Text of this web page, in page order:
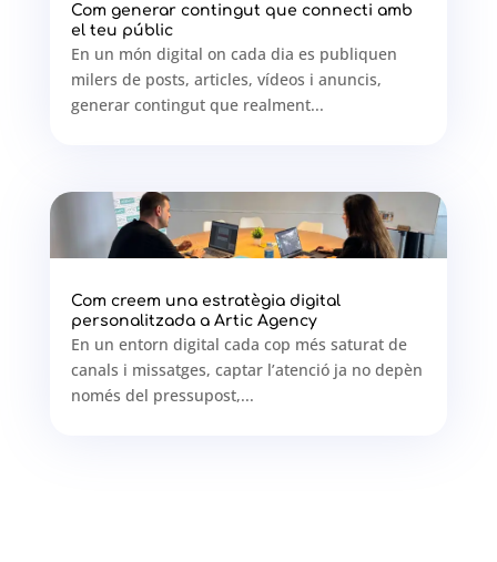
Com generar contingut que connecti amb
el teu públic
En un món digital on cada dia es publiquen
milers de posts, articles, vídeos i anuncis,
generar contingut que realment...
Com creem una estratègia digital
personalitzada a Artic Agency
En un entorn digital cada cop més saturat de
canals i missatges, captar l’atenció ja no depèn
només del pressupost,...